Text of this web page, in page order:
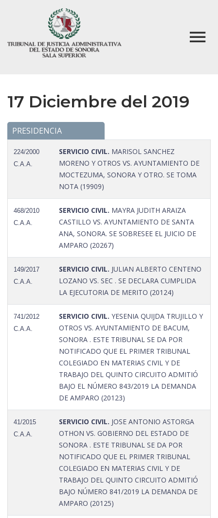
17 Diciembre del 2019
PRESIDENCIA
224/2000
C.A.A.
SERVICIO CIVIL. MARISOL SANCHEZ
MORENO Y OTROS VS. AYUNTAMIENTO DE
MOCTEZUMA, SONORA Y OTRO. SE TOMA
NOTA (19909)
468/2010
C.A.A.
SERVICIO CIVIL. MAYRA JUDITH ARAIZA
CASTILLO VS. AYUNTAMIENTO DE SANTA
ANA, SONORA. SE SOBRESEE EL JUICIO DE
AMPARO (20267)
149/2017
C.A.A.
SERVICIO CIVIL. JULIAN ALBERTO CENTENO
LOZANO VS. SEC . SE DECLARA CUMPLIDA
LA EJECUTORIA DE MERITO (20124)
741/2012
C.A.A.
SERVICIO CIVIL. YESENIA QUIJDA TRUJILLO Y
OTROS VS. AYUNTAMIENTO DE BACUM,
SONORA . ESTE TRIBUNAL SE DA POR
NOTIFICADO QUE EL PRIMER TRIBUNAL
COLEGIADO EN MATERIAS CIVIL Y DE
TRABAJO DEL QUINTO CIRCUITO ADMITIÓ
BAJO EL NÚMERO 843/2019 LA DEMANDA
DE AMPARO (20123)
41/2015
C.A.A.
SERVICIO CIVIL. JOSE ANTONIO ASTORGA
OTHON VS. GOBIERNO DEL ESTADO DE
SONORA . ESTE TRIBUNAL SE DA POR
NOTIFICADO QUE EL PRIMER TRIBUNAL
COLEGIADO EN MATERIAS CIVIL Y DE
TRABAJO DEL QUINTO CIRCUITO ADMITIÓ
BAJO NÚMERO 841/2019 LA DEMANDA DE
AMPARO (20125)